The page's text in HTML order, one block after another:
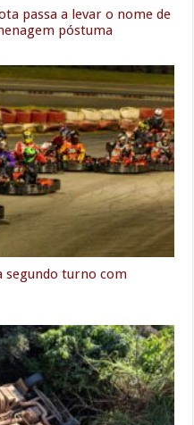
passa a levar o nome de
póstuma
segundo turno com